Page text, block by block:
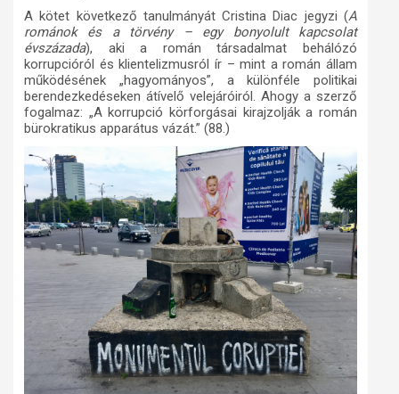
A kötet következő tanulmányát Cristina Diac jegyzi (A
románok és a törvény – egy bonyolult kapcsolat
évszázada), aki a román társadalmat behálózó
korrupcióról és klientelizmusról ír – mint a román állam
működésének „hagyományos”, a különféle politikai
berendezkedéseken átívelő velejáróiról. Ahogy a szerző
fogalmaz: „A korrupció körforgásai kirajzolják a román
bürokratikus apparátus vázát.” (88.)